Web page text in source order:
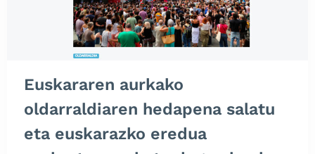
Euskararen aurkako
oldarraldiaren hedapena salatu
eta euskarazko eredua